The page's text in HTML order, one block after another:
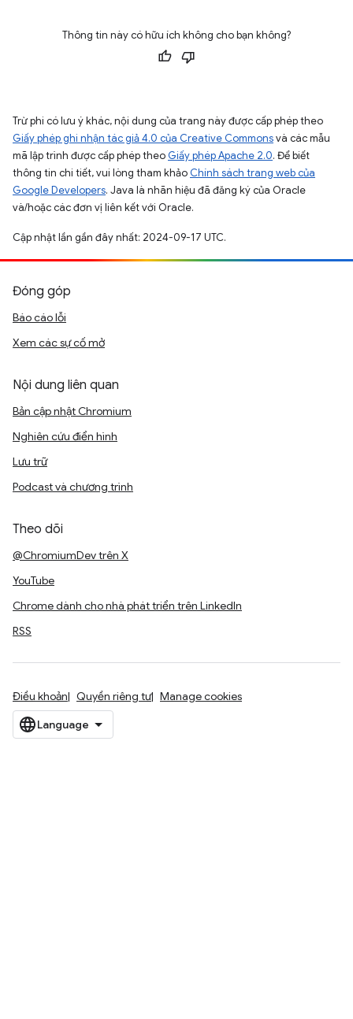
Thông tin này có hữu ích không cho bạn không?
Trừ phi có lưu ý khác, nội dung của trang này được cấp phép theo
Giấy phép ghi nhận tác giả 4.0 của Creative Commonsvà các mẫu
mã lập trình được cấp phép theo Giấy phép Apache 2.0. Để biết
thông tin chi tiết, vui lòng tham khảo Chính sách trang web của
Google Developers. Java là nhãn hiệu đã đăng ký của Oracle
và/hoặc các đơn vị liên kết với Oracle.
Cập nhật lần gần đây nhất: 2024-09-17 UTC.
Đóng góp
Báo cáo lỗi
Xem các sự cố mở
Nội dung liên quan
Bản cập nhật Chromium
Nghiên cứu điển hình
Lưu trữ
Podcast và chương trình
Theo dõi
@ChromiumDev trên X
YouTube
Chrome dành cho nhà phát triển trên LinkedIn
RSS
Điều khoản Quyền riêng tư Manage cookies